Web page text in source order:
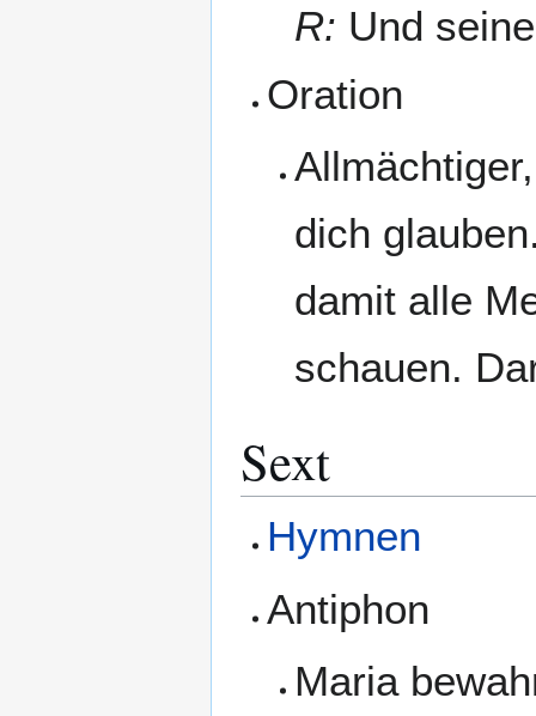
R: Und
Oration
dich
damit alle
schauen.
Sext
Hymnen
Antiphon
Maria